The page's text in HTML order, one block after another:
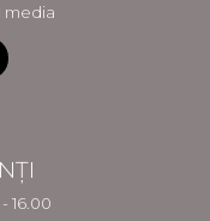
media
16.00